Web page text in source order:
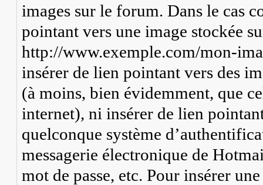
images sur le forum. Dans le cas
pointant vers une image stockée
http://www.exemple.com/mon-
insérer de lien pointant vers des
(à moins, bien évidemment, que
internet), ni insérer de lien
quelconque système
messagerie électronique de
mot de passe, etc. Pour insérer